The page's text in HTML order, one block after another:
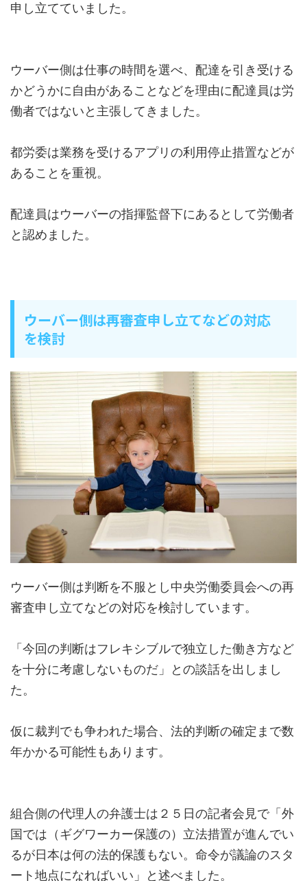
申し立てていました。
ウーバー側は仕事の時間を選べ、配達を引き受ける
かどうかに自由があることなどを理由に配達員は労
働者ではないと主張してきました。
都労委は業務を受けるアプリの利用停止措置などが
あることを重視。
配達員はウーバーの指揮監督下にあるとして労働者
と認めました。
ウーバー側は再審査申し立てなどの対応
を検討
ウーバー側は判断を不服とし中央労働委員会への再
審査申し立てなどの対応を検討しています。
「今回の判断はフレキシブルで独立した働き方など
を十分に考慮しないものだ」との談話を出しまし
た。
仮に裁判でも争われた場合、法的判断の確定まで数
年かかる可能性もあります。
組合側の代理人の弁護士は２５日の記者会見で「外
国では（ギグワーカー保護の）立法措置が進んでい
るが日本は何の法的保護もない。命令が議論のスタ
ート地点になればいい」と述べました。